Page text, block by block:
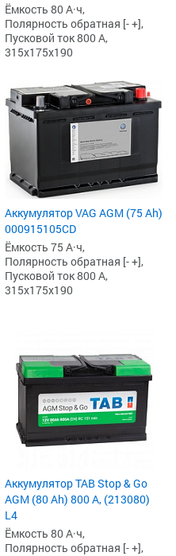
Ёмкость 80 А·ч,
Полярность обратная [- +],
Пусковой ток 800 А,
315x175x190
Аккумулятор VAG AGM (75 Ah)
000915105CD
Ёмкость 75 А·ч,
Полярность обратная [- +],
Пусковой ток 800 А,
315x175x190
Аккумулятор TAB Stop & Go
AGM (80 Ah) 800 А, (213080)
L4
Ёмкость 80 А·ч,
Полярность обратная [- +],